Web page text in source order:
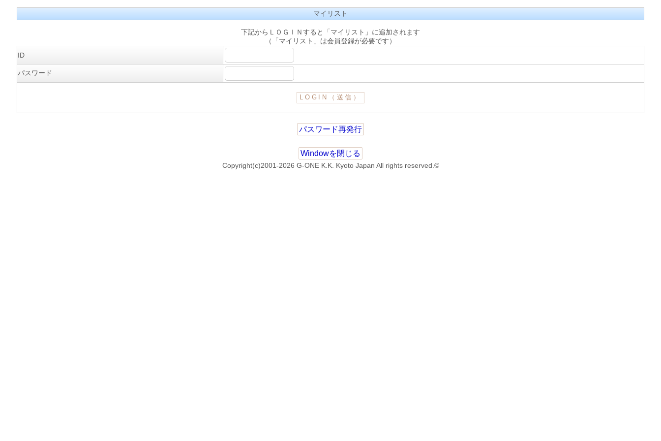
マイリスト
下記からＬＯＧＩＮすると「マイリスト」に追加されます
（「マイリスト」は会員登録が必要です）
ID
パスワード
パスワード再発行
Windowを閉じる
Copyright(c)2001-2026 G-ONE K.K. Kyoto Japan All rights reserved.©